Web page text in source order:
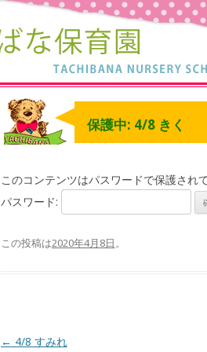
保護中: 4/8 きく
このコンテンツはパスワードで保護され
パスワード:
この投稿は2020年4月8日。
← 4/8 すみれ